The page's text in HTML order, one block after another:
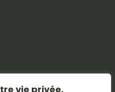
vie privée.